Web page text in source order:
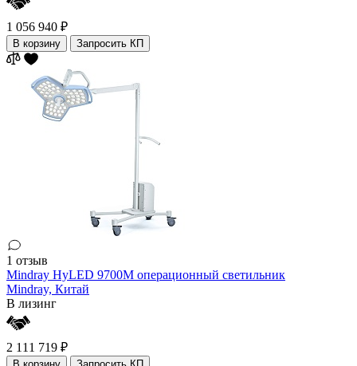
1 056 940 ₽
В корзину Запросить КП
1 отзыв
Mindray HyLED 9700M операционный светильник
Mindray, Китай
В лизинг
2 111 719 ₽